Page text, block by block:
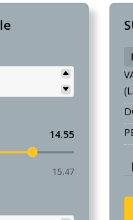
14.55
15.47